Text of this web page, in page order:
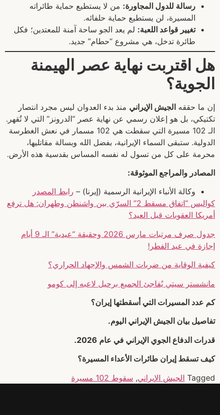
رسالة للدول المجاورة: من لا يستطيع حماية طائراته
المسيرة، لن يستطيع حماية حلفائه.
تغيير قواعد اللعبة: لم يعد الجو ساحة آمنة للمعتدين؛ فكل
طائرة تدخل، هي مشروع “حطام” جديد.
هل اقتربت نهاية عصر الهيمنة
الجوية؟
إن ما حققه الجيش الإيراني منذ بدء العدوان ليس مجرد انتصار
تكتيكي، بل هو إعلان رسمي عن نهاية عصر “الدرونز” التي لا تُقهر.
الـ 102 مسيرة التي سقطت هي 102 مسمار في نعش الغطرسة
الدولية. ستبقى السماء الإيرانية، بفضل الله وبسالة مقاتليها،
محرمة على كل من تسول له نفسه المساس بقدسية هذه الأرض.
المصادر والمراجع الموثوقة:
وكالة الأنباء الإيرانية الرسمية (إيرنا) – رابط المصدر
كواليس “اتفاق مسقط 2” السرّي بين واشنطن وطهران: هل ترفع
أمريكا العقوبات قبل العيد؟
جدول صرف مرتبات مارس 2026 وحقيقة “عيدية” الـ 9 أيام
إجازة في عيد الفطر!
كيفية الوقاية من ضربات الشمس والإجهاد الحراري؟
مانشستر سيتي يُفاجئ الجميع برحيل لاعبه إلى كومو
كم عدد المسيرات التي أسقطتها إيران؟
تفاصيل بيان الجيش الإيراني اليوم.
قدرات الدفاع الجوي الإيراني في عام 2026.
كيف تسقط إيران طائرات الأعداء المسيرة؟
Tagged الجيش الإيراني, سقوط 102 مسيرة